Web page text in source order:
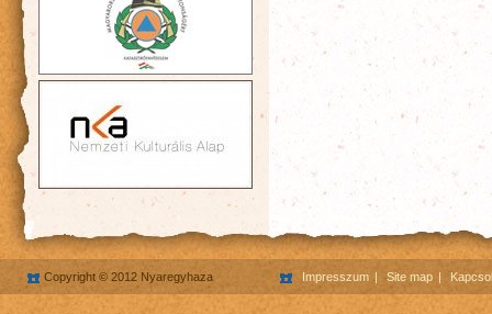
Copyright © 2012 Nyaregyhaza Impresszum Site map